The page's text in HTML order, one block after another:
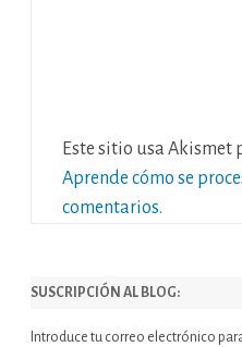
Este sitio usa Akismet
Aprende cómo se
comentarios.
SUSCRIPCIÓN AL BLOG:
Introduce tu correo electrónico